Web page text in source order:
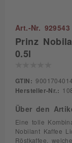
Art.-Nr. 929543
Prinz
0.5l
GTIN:
Hersteller-Nr.:
Über den
Eine tolle
Nobilant Kaffee
Röstkaffee,